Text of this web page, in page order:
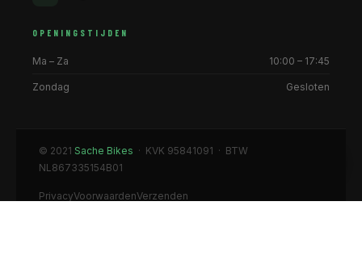
OPENINGSTIJDEN
Ma – Za 10:00 – 17:45
Zondag Gesloten
© 2021 Sache Bikes · KVK 95841091 · BTW
NL867335154B01
PrivacyVoorwaardenVerzenden